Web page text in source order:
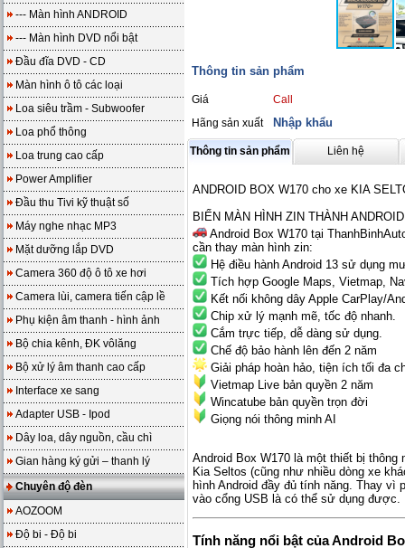
--- Màn hình ANDROID
--- Màn hình DVD nổi bật
Đầu đĩa DVD - CD
Màn hình ô tô các loại
Loa siêu trầm - Subwoofer
Loa phổ thông
Loa trung cao cấp
Power Amplifier
Đầu thu Tivi kỹ thuật số
Máy nghe nhạc MP3
Mặt dưỡng lắp DVD
Camera 360 độ ô tô xe hơi
Camera lùi, camera tiến cập lề
Phụ kiện âm thanh - hình ảnh
Bộ chia kênh, ĐK vôlăng
Bộ xử lý âm thanh cao cấp
Interface xe sang
Adapter USB - Ipod
Dây loa, dây nguồn, cầu chì
Gian hàng ký gửi – thanh lý
Chuyên độ đèn
AOZOOM
Độ bi - Độ bi
Thông tin sản phẩm
Giá
Call
Hãng sản xuất
Nhập khẩu
Thông tin sản phẩm Liên hệ
ANDROID BOX W170 cho xe KIA
BIẾN MÀN HÌNH ZIN THÀNH
Android Box W170 tại
cần thay màn hình zin:
Hệ điều hành Android 13 sử dụng
Tích hợp Google Maps, Vietmap,
Kết nối không dây Apple CarPlay/
Chip xử lý mạnh mẽ, tốc độ nhanh.
Cắm trực tiếp, dễ dàng sử dụng.
Chế độ bảo hành lên đến 2 năm
Giải pháp hoàn hảo, tiện ích tối đa
Vietmap Live bản quyền 2 năm
Wincatube bản quyền trọn đời
Giọng nói thông minh AI
Android Box W170 là một thiết bị
Kia Seltos (cũng như nhiều dòng xe
hình Android đầy đủ tính năng. Thay vì
vào cổng USB là có thể sử dụng được.
Tính năng nổi bật của Android